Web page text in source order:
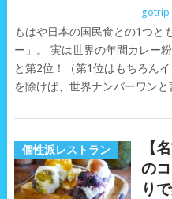
gotrip
もはや日本の国民食との1つと
ー」。 実は世界の年間カレー
と第2位！（第1位はもちろん
を除けば、世界ナンバーワン
個性派レストラン
【
の
り